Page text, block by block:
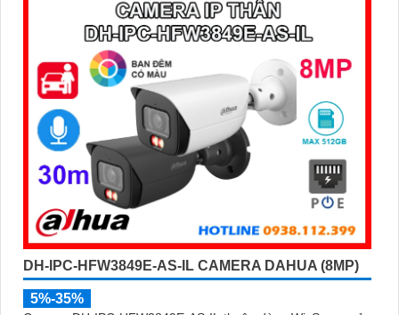
PoE tiện lợi đây là giải pháp giám sát an ninh hiệu quả
DH-IPC-HFW3849E-AS-IL CAMERA DAHUA (8MP)
5%-35%